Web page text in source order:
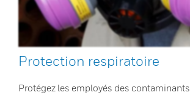
Protection respiratoire
Protégez les employés des contaminants